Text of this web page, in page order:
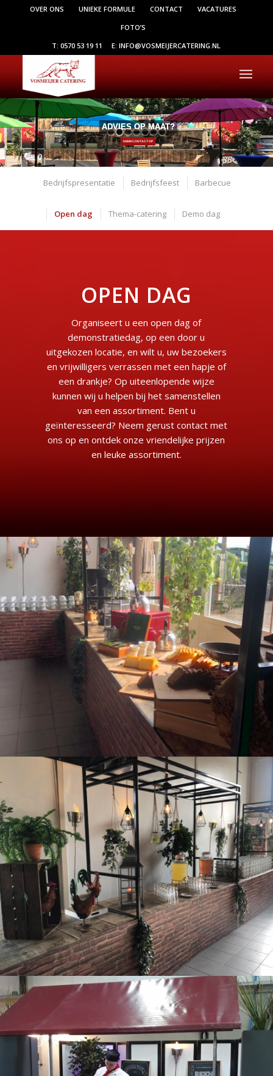
OVER ONS UNIEKE FORMULE CONTACT
VACATURES
FOTO’S
T: 0570 53 19 11
E: INFO@VOSMEIJERCATERING.NL
ADVIES OP MAAT?
NEEM CONTACT OP
Bedrijfspresentatie Bedrijfsfeest Barbecue
Open dag Thema-catering Demo dag
OPEN DAG
Organiseert u een open dag of
demonstratiedag, op een door u
uitgekozen locatie, en wilt u, uw bezoekers
en vrijwilligers verrassen met een hapje of
een drankje? Op uiteenlopende wijze
kunnen wij u helpen bij het samenstellen
van een assortiment. Bent u
geïnteresseerd? Neem gerust contact met
ons op en ontdek onze vriendelijke prijzen
en leuke assortiment.